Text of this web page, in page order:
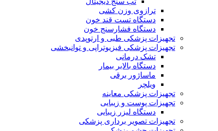
ترازوی وزن کشی
دستگاه تست قند خون
دستگاه فشارسنج خون
تجهیزات پزشکی طبی و ارتوپدی
تجهیزات پزشکی فیزیوتراپی و توانبخشی
تشک درمانی
دستگاه بالابر بیمار
ماساژور برقی
ویلچر
تجهیزات پزشکی معاینه
تجهیزات پوست و زیبایی
دستگاه لیزر زیبایی
تجهیزات تصویر برداری پزشکی